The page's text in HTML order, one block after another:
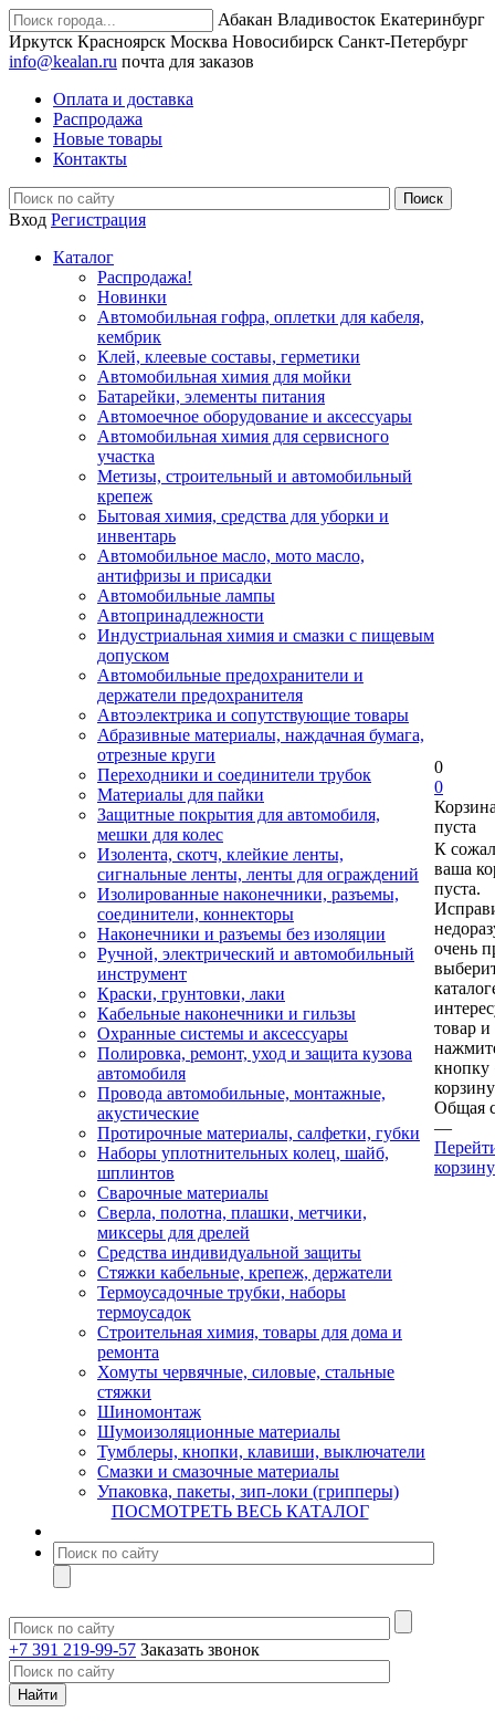
Абакан Владивосток Екатеринбург
Иркутск Красноярск Москва Новосибирск Санкт-Петербург
info@kealan.ru почта для заказов
Оплата и доставка
Распродажа
Новые товары
Контакты
Вход Регистрация
Каталог
Распродажа!
Новинки
Автомобильная гофра, оплетки для кабеля,
кембрик
Клей, клеевые составы, герметики
Автомобильная химия для мойки
Батарейки, элементы питания
Автомоечное оборудование и аксессуары
Автомобильная химия для сервисного
участка
Метизы, строительный и автомобильный
крепеж
Бытовая химия, средства для уборки и
инвентарь
Автомобильное масло, мото масло,
антифризы и присадки
Автомобильные лампы
Автопринадлежности
Индустриальная химия и смазки с пищевым
допуском
Автомобильные предохранители и
держатели предохранителя
Автоэлектрика и сопутствующие товары
Абразивные материалы, наждачная бумага,
отрезные круги
Переходники и соединители трубок
Материалы для пайки
Защитные покрытия для автомобиля,
мешки для колес
Изолента, скотч, клейкие ленты,
сигнальные ленты, ленты для ограждений
Изолированные наконечники, разъемы,
соединители, коннекторы
Наконечники и разъемы без изоляции
Ручной, электрический и автомобильный
инструмент
Краски, грунтовки, лаки
Кабельные наконечники и гильзы
Охранные системы и аксессуары
Полировка, ремонт, уход и защита кузова
автомобиля
Провода автомобильные, монтажные,
акустические
Протирочные материалы, салфетки, губки
Наборы уплотнительных колец, шайб,
шплинтов
Сварочные материалы
Сверла, полотна, плашки, метчики,
миксеры для дрелей
Средства индивидуальной защиты
Стяжки кабельные, крепеж, держатели
Термоусадочные трубки, наборы
термоусадок
Строительная химия, товары для дома и
ремонта
Хомуты червячные, силовые, стальные
стяжки
Шиномонтаж
Шумоизоляционные материалы
Тумблеры, кнопки, клавиши, выключатели
Смазки и смазочные материалы
Упаковка, пакеты, зип-локи (грипперы)
ПОСМОТРЕТЬ ВЕСЬ КАТАЛОГ
+7 391 219-99-57 Заказать звонок
0
0
пуста
К
ваша
пуста.
очень
товар и
кнопку
Общая
—
корзину